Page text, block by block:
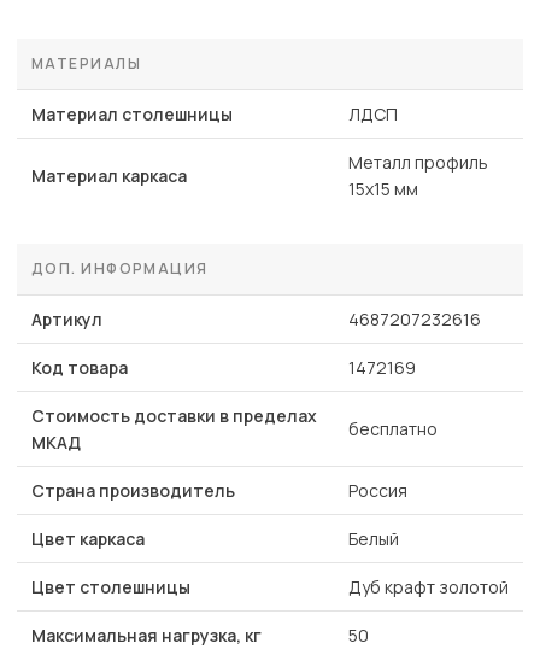
МАТЕРИАЛЫ
Материал столешницы ЛДСП
Материал каркаса
Металл профиль
15x15 мм
ДОП. ИНФОРМАЦИЯ
Артикул 4687207232616
Код товара 1472169
Стоимость доставки в пределах
МКАД
бесплатно
Страна производитель Россия
Цвет каркаса Белый
Цвет столешницы Дуб крафт золотой
Максимальная нагрузка, кг 50